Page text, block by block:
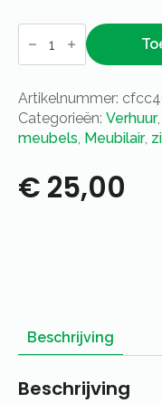
Zitzak
appelgroen
Artikelnummer:
Categorieën: Verhuur,
meubels Meubilair,
€ 25,00
Beschrijving
Beschrijving